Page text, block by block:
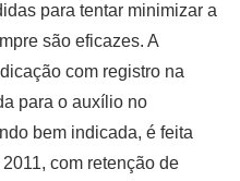
para tentar minimizar a
são eficazes. A
com registro na
para o auxílio no
bem indicada, é feita
com retenção de